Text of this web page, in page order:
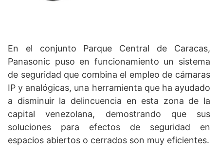
En el conjunto Parque Central de Caracas,
Panasonic puso en funcionamiento un sistema
de seguridad que combina el empleo de cámaras
IP y analógicas, una herramienta que ha ayudado
a disminuir la delincuencia en esta zona de la
capital venezolana, demostrando que sus
soluciones para efectos de seguridad en
espacios abiertos o cerrados son muy eficientes.